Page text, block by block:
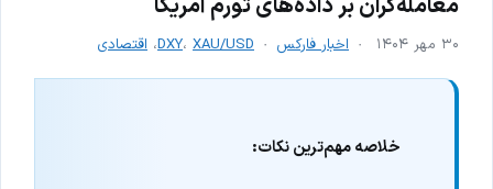
معامله‌گران بر داده‌های تورم آمریکا
۳۰ مهر ۱۴۰۴ اخبار فارکس DXY، XAU/USD ، اقتصادی
خلاصه مهم‌ترین نکات: